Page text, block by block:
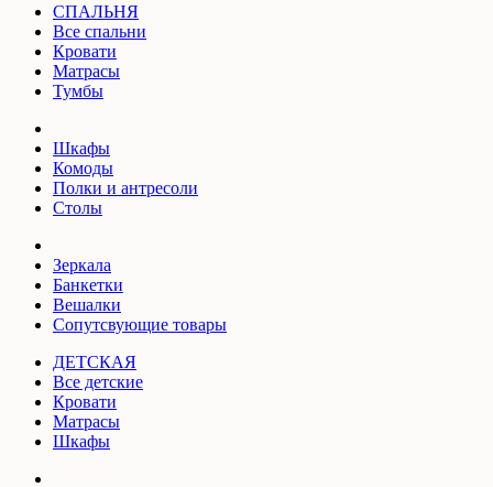
СПАЛЬНЯ
Все спальни
Кровати
Матрасы
Тумбы
Шкафы
Комоды
Полки и антресоли
Столы
Зеркала
Банкетки
Вешалки
Сопутсвующие товары
ДЕТСКАЯ
Все детские
Кровати
Матрасы
Шкафы